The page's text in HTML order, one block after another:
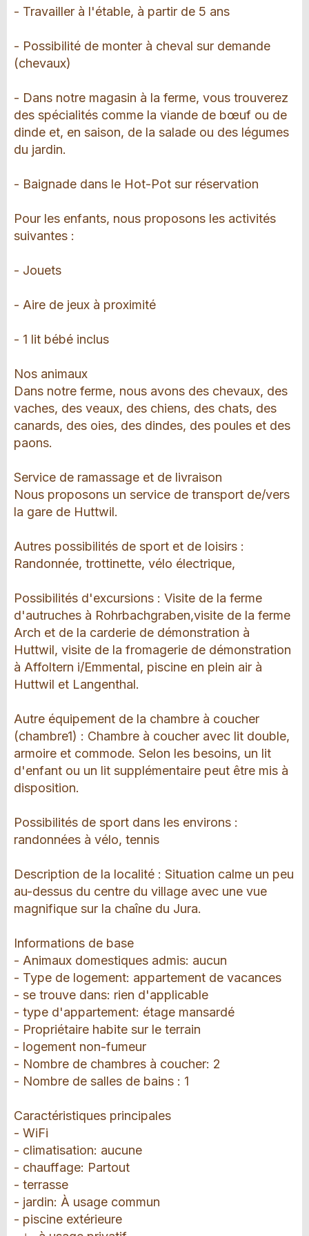
- Travailler à l'étable, à partir de 5 ans
- Possibilité de monter à cheval sur demande
(chevaux)
- Dans notre magasin à la ferme, vous trouverez
des spécialités comme la viande de bœuf ou de
dinde et, en saison, de la salade ou des légumes
du jardin.
- Baignade dans le Hot-Pot sur réservation
Pour les enfants, nous proposons les activités
suivantes :
- Jouets
- Aire de jeux à proximité
- 1 lit bébé inclus
Nos animaux
Dans notre ferme, nous avons des chevaux, des
vaches, des veaux, des chiens, des chats, des
canards, des oies, des dindes, des poules et des
paons.
Service de ramassage et de livraison
Nous proposons un service de transport de/vers
la gare de Huttwil.
Autres possibilités de sport et de loisirs :
Randonnée, trottinette, vélo électrique,
Possibilités d'excursions : Visite de la ferme
d'autruches à Rohrbachgraben,visite de la ferme
Arch et de la carderie de démonstration à
Huttwil, visite de la fromagerie de démonstration
à Affoltern i/Emmental, piscine en plein air à
Huttwil et Langenthal.
Autre équipement de la chambre à coucher
(chambre1) : Chambre à coucher avec lit double,
armoire et commode. Selon les besoins, un lit
d'enfant ou un lit supplémentaire peut être mis à
disposition.
Possibilités de sport dans les environs :
randonnées à vélo, tennis
Description de la localité : Situation calme un peu
au-dessus du centre du village avec une vue
magnifique sur la chaîne du Jura.
Informations de base
- Animaux domestiques admis: aucun
- Type de logement: appartement de vacances
- se trouve dans: rien d'applicable
- type d'appartement: étage mansardé
- Propriétaire habite sur le terrain
- logement non-fumeur
- Nombre de chambres à coucher: 2
- Nombre de salles de bains : 1
Caractéristiques principales
- WiFi
- climatisation: aucune
- chauffage: Partout
- terrasse
- jardin: À usage commun
- piscine extérieure